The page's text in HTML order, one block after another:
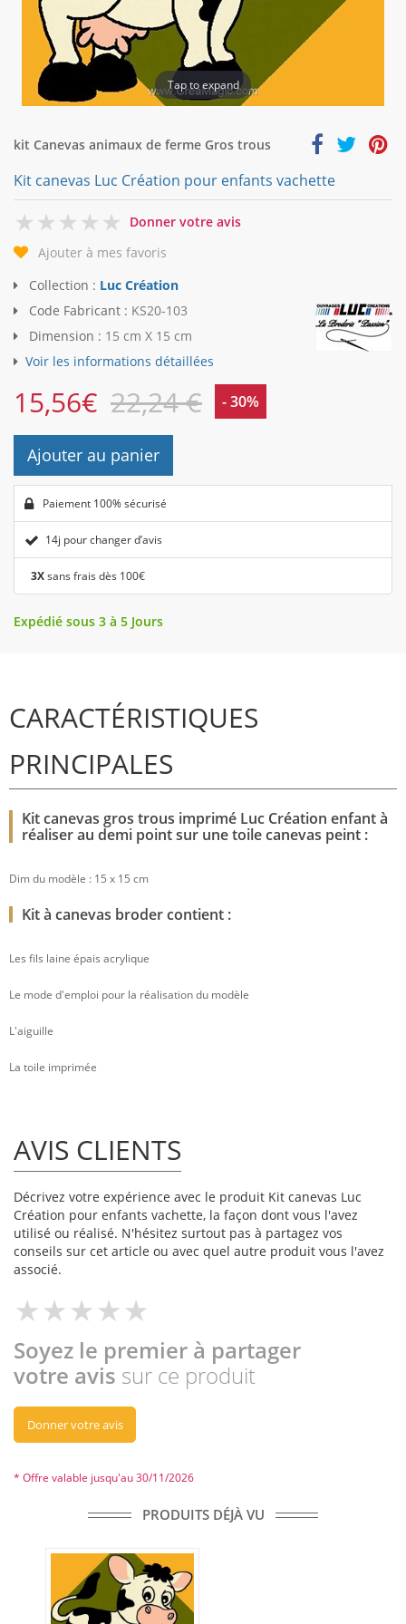
Tap to expand
kit Canevas animaux de ferme Gros trous
Kit canevas Luc Création pour enfants vachette
0
Donner votre avis
Ajouter à mes favoris
Collection : Luc Création
Code Fabricant : KS20-103
Dimension : 15 cm X 15 cm
Voir les informations détaillées
15,56€ 22,24 € - 30%
Ajouter au panier
Paiement 100% sécurisé
14j pour changer d’avis
3Xsans frais dès 100€
Expédié sous 3 à 5 Jours
CARACTÉRISTIQUES
PRINCIPALES
Kit canevas gros trous imprimé Luc Création enfant à
réaliser au demi point sur une toile canevas peint :
Dim du modèle : 15 x 15 cm
Kit à canevas broder contient :
Les fils laine épais acrylique
Le mode d'emploi pour la réalisation du modèle
L'aiguille
La toile imprimée
AVIS CLIENTS
Décrivez votre expérience avec le produit Kit canevas Luc
Création pour enfants vachette, la façon dont vous l'avez
utilisé ou réalisé. N'hésitez surtout pas à partagez vos
conseils sur cet article ou avec quel autre produit vous l'avez
associé.
Soyez le premier à partager
votre avis sur ce produit
Donner votre avis
* Offre valable jusqu'au 30/11/2026
PRODUITS DÉJÀ VU